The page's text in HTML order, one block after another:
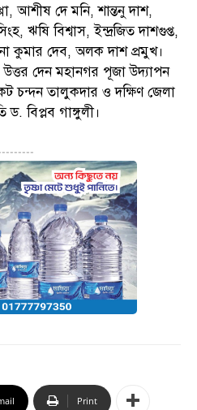
আশীষ দে মনি, শান্তনু দাশ,
ঋষি বিশ্বাস, ইন্দ্রজিত দাশগুপ্ত,
কুমার দেব, অলক দাশ প্রমুখ।
উত্তর দেন মহানগর পূজা উদ্যাপন
চন্দন তালুকদার ও দক্ষিণ জেলা
ড. বিপ্লব গাঙ্গুলী।
Print